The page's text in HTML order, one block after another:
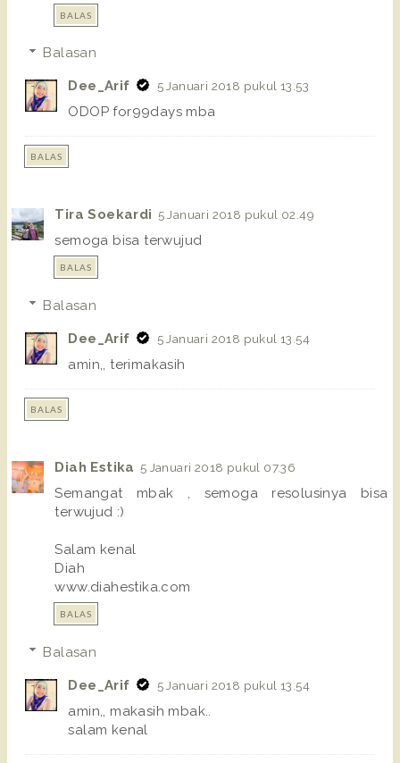
BALAS
Balasan
Dee_Arif 5 Januari 2018 pukul 13.53
ODOP for99days mba
BALAS
Tira Soekardi 5 Januari 2018 pukul 02.49
semoga bisa terwujud
BALAS
Balasan
Dee_Arif 5 Januari 2018 pukul 13.54
amin,, terimakasih
BALAS
Diah Estika 5 Januari 2018 pukul 07.36
Semangat mbak , semoga resolusinya bisa
terwujud :)
Salam kenal
Diah
www.diahestika.com
BALAS
Balasan
Dee_Arif 5 Januari 2018 pukul 13.54
amin,, makasih mbak..
salam kenal